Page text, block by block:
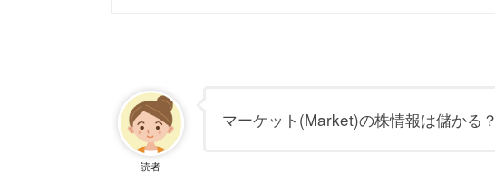
読者
マーケット(Market)の株情報は儲かる？